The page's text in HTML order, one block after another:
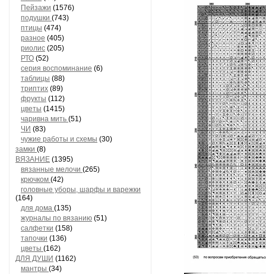
Пейзажи (1576)
подушки (743)
птицы (474)
разное (405)
риолис (205)
РТО (52)
серия воспоминание (6)
таблицы (88)
триптих (89)
фрукты (112)
цветы (1415)
чаривна мить (51)
ЧИ (83)
чужие работы и схемы (30)
замки (8)
ВЯЗАНИЕ (1395)
вязанные мелочи (265)
крючком (42)
головные уборы, шарфы и варежки
(164)
для дома (135)
журналы по вязанию (51)
салфетки (158)
тапочки (136)
цветы (162)
ДЛЯ ДУШИ (1162)
мантры (34)